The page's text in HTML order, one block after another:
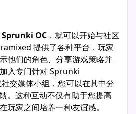
Sprunki OC ，就可以开始与社区
提供了各种平台，玩家
他们的角色、分享游戏策略并
入专门针对 Sprunki
交媒体小组，您可以在其中分
。这种互动不仅有助于您提高
玩家之间培养一种友谊感。